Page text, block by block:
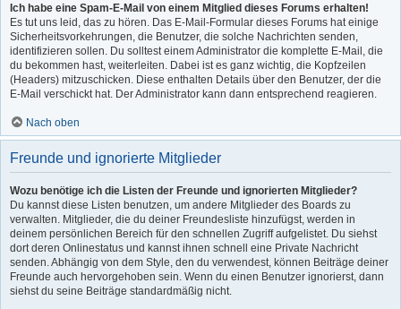
Ich habe eine Spam-E-Mail von einem Mitglied dieses Forums erhalten!
Es tut uns leid, das zu hören. Das E-Mail-Formular dieses Forums hat einige
Sicherheitsvorkehrungen, die Benutzer, die solche Nachrichten senden,
identifizieren sollen. Du solltest einem Administrator die komplette E-Mail, die
du bekommen hast, weiterleiten. Dabei ist es ganz wichtig, die Kopfzeilen
(Headers) mitzuschicken. Diese enthalten Details über den Benutzer, der die
E-Mail verschickt hat. Der Administrator kann dann entsprechend reagieren.
Nach oben
Freunde und ignorierte Mitglieder
Wozu benötige ich die Listen der Freunde und ignorierten Mitglieder?
Du kannst diese Listen benutzen, um andere Mitglieder des Boards zu
verwalten. Mitglieder, die du deiner Freundesliste hinzufügst, werden in
deinem persönlichen Bereich für den schnellen Zugriff aufgelistet. Du siehst
dort deren Onlinestatus und kannst ihnen schnell eine Private Nachricht
senden. Abhängig von dem Style, den du verwendest, können Beiträge deiner
Freunde auch hervorgehoben sein. Wenn du einen Benutzer ignorierst, dann
siehst du seine Beiträge standardmäßig nicht.